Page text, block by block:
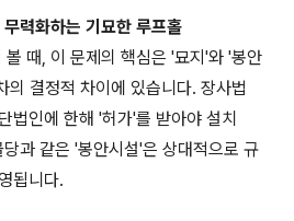
력화하는 기묘한 루프홀
때, 이 문제의 핵심은 '묘지'와 '봉안
의 결정적 차이에 있습니다. 장사법
법인에 한해 '허가'를 받아야 설치
과 같은 '봉안시설'은 상대적으로 규
됩니다.